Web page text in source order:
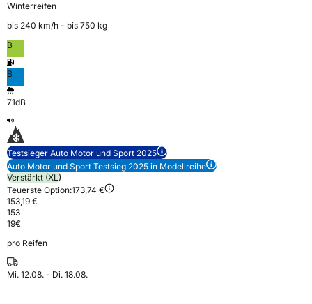
Winterreifen
bis 240 km⁠/⁠h - bis 750 kg
B
B
71dB
Testsieger Auto Motor und Sport 2025
Auto Motor und Sport Testsieg 2025 in Modellreihe
Verstärkt (XL)
Teuerste Option:173,74 €
153,19 €
153
19€
pro Reifen
Mi. 12.08. - Di. 18.08.